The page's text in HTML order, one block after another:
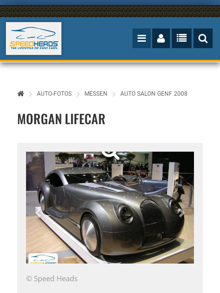
AUTO-FOTOS MESSEN AUTO SALON GENF 2008
MORGAN LIFECAR
© Speed Heads